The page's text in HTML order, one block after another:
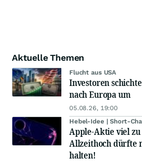
Aktuelle Themen
Flucht aus USA
Investoren
nach Europa um
05.08.26, 19:00
Hebel-Idee | Short-
Apple-Aktie viel zu
Allzeithoch dürfte
halten!